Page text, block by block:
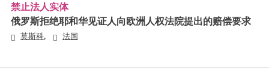
禁止法人实体
俄罗斯拒绝耶和华见证人向欧洲人权法院提出的赔偿要求
莫斯科, 法国